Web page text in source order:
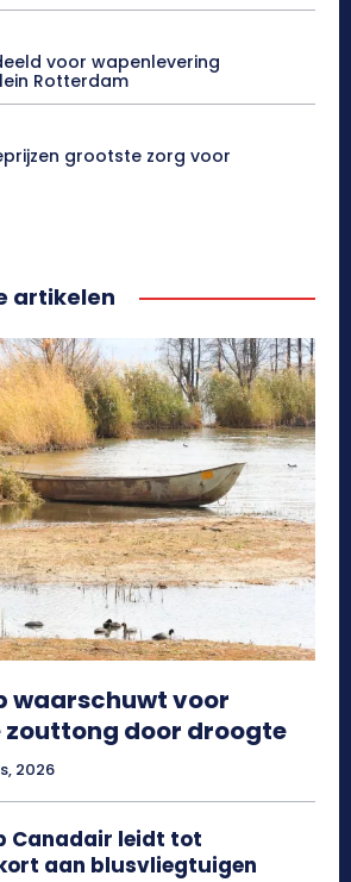
voor wapenlevering
Rotterdam
grootste zorg voor
artikelen
waarschuwt voor
zouttong door droogte
2026
Canadair leidt tot
aan blusvliegtuigen